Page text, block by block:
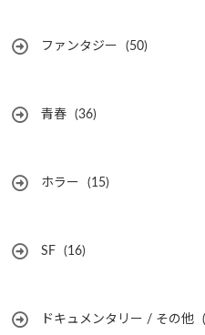
ファンタジー (50)
青春 (36)
ホラー (15)
SF (16)
ドキュメンタリー / その他